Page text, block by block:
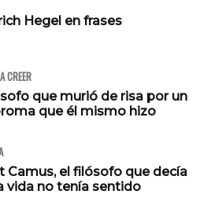
Hegel en frases
CREER
que murió de risa por un
que él mismo hizo
Camus, el filósofo que decía
vida no tenía sentido